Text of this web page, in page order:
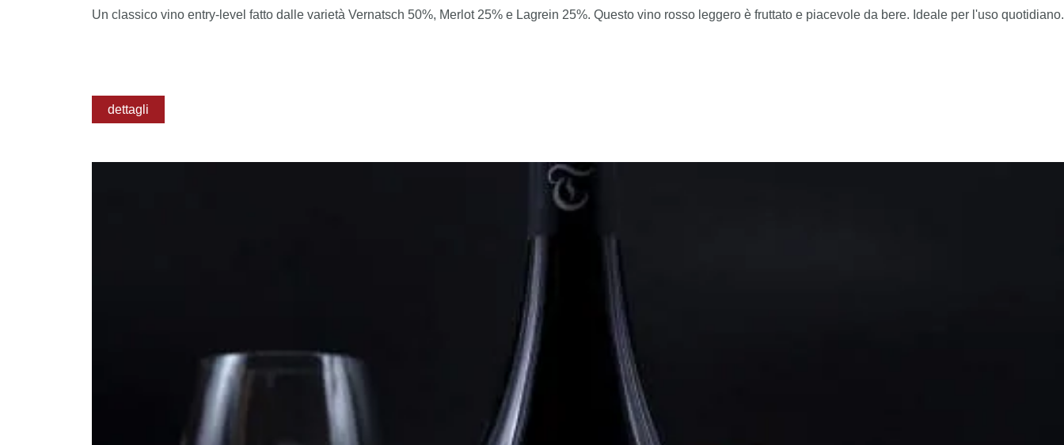
Un classico vino entry-level fatto dalle varietà Vernatsch 50%, Merlot 25% e Lagrein 25%. Questo vino rosso leggero è fruttato e piacevole da bere. Ideale per l'uso quotidiano.
dettagli